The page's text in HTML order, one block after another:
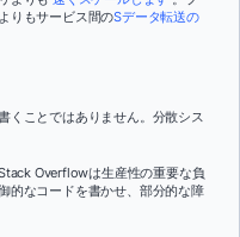
りもサービス間のSデータ転送の
くことではありません。分散シス
Overflowは生産性の重要な負
的なコードを書かせ、部分的な障